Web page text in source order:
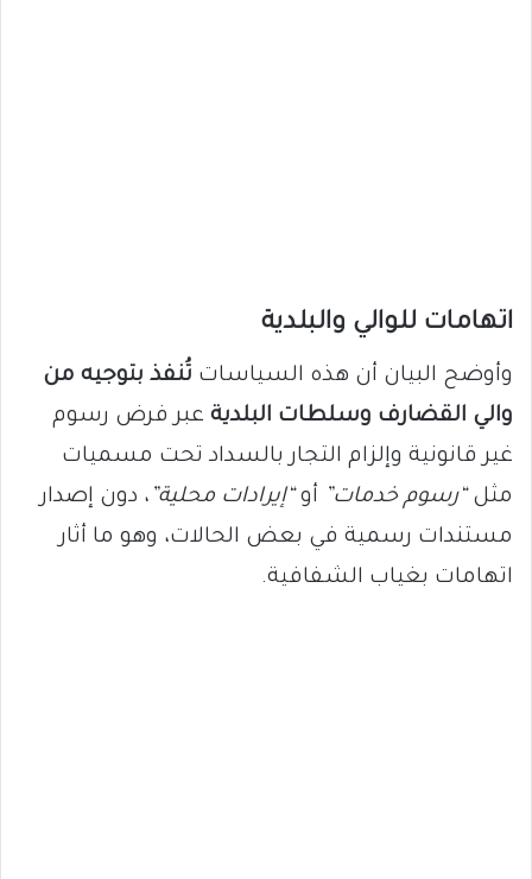
اتهامات للوالي والبلدية
وأوضح البيان أن هذه السياسات تُنفذ بتوجيه من
والي القضارف وسلطات البلدية عبر فرض رسوم
غير قانونية وإلزام التجار بالسداد تحت مسميات
مثل“رسوم خدمات” أو“إيرادات محلية” ، دون إصدار
مستندات رسمية في بعض الحالات، وهو ما أثار
اتهامات بغياب الشفافية.